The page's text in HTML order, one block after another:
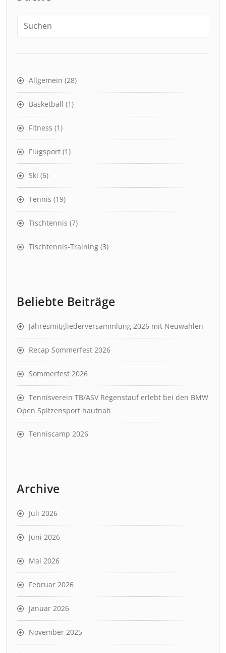
Allgemein (28)
Basketball (1)
Fitness (1)
Flugsport (1)
Ski (6)
Tennis (19)
Tischtennis (7)
Tischtennis-Training (3)
Beliebte Beiträge
Jahresmitgliederversammlung 2026 mit Neuwahlen
Recap Sommerfest 2026
Sommerfest 2026
Tennisverein TB/ASV Regenstauf erlebt bei den BMW
Open Spitzensport hautnah
Tenniscamp 2026
Archive
Juli 2026
Juni 2026
Mai 2026
Februar 2026
Januar 2026
November 2025